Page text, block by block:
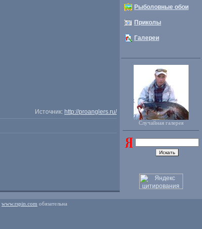
Источник: http://proanglers.ru/
Рыболовные обои
Приколы
Галереи
Случайная галерея
www.rspin.com обязательна